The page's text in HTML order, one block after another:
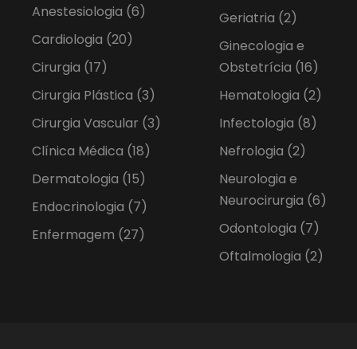
Anestesiologia (6)
Cardiologia (20)
Cirurgia (17)
Cirurgia Plástica (3)
Cirurgia Vascular (3)
Clínica Médica (18)
Dermatologia (15)
Endocrinologia (7)
Enfermagem (27)
Geriatria (2)
Ginecologia e
Obstetrícia (16)
Hematologia (2)
Infectologia (8)
Nefrologia (2)
Neurologia e
Neurocirurgia (6)
Odontologia (7)
Oftalmologia (2)